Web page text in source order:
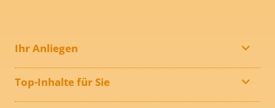
Ihr Anliegen
Top-Inhalte für Sie